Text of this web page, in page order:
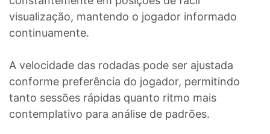
visualização, mantendo o jogador informado
continuamente.
A velocidade das rodadas pode ser ajustada
conforme preferência do jogador, permitindo
tanto sessões rápidas quanto ritmo mais
contemplativo para análise de padrões.